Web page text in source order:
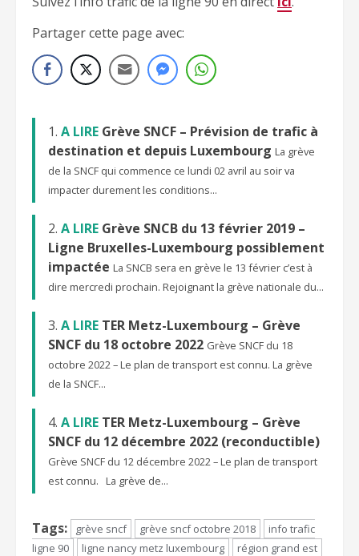
Partager cette page avec:
A LIRE Grève SNCF – Prévision de trafic à
destination et depuis Luxembourg La grève
de la SNCF qui commence ce lundi 02 avril au soir va
impacter durement les conditions...
A LIRE Grève SNCB du 13 février 2019 –
Ligne Bruxelles-Luxembourg possiblement
impactée La SNCB sera en grève le 13 février c’est à
dire mercredi prochain. Rejoignant la grève nationale du...
A LIRE TER Metz-Luxembourg – Grève
SNCF du 18 octobre 2022 Grève SNCF du 18
octobre 2022 – Le plan de transport est connu. La grève
de la SNCF...
A LIRE TER Metz-Luxembourg – Grève
SNCF du 12 décembre 2022 (reconductible)
Grève SNCF du 12 décembre 2022 – Le plan de transport
est connu. La grève de...
Tags: grève sncf grève sncf octobre 2018
info trafic
ligne 90
ligne nancy metz luxembourg
région grand est